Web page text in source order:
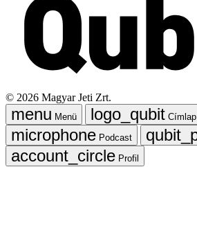
© 2026 Magyar Jeti Zrt.
Menü
Címlap
Podcast
Profil